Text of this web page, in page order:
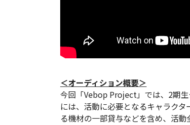
＜オーディション概要＞
今回「Vebop Project」では、2期
には、活動に必要となるキャラク
る機材の一部貸与などを含め、活動